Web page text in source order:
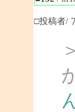
□投稿者/